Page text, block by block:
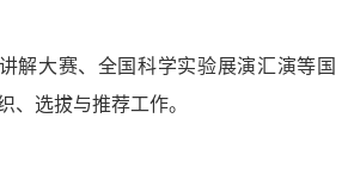
解大赛、全国科学实验展演汇演等国
、选拔与推荐工作。